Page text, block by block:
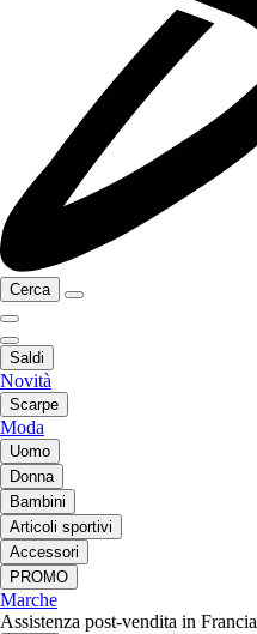
Cerca
Saldi
Novità
Scarpe
Moda
Uomo
Donna
Bambini
Articoli sportivi
Accessori
PROMO
Marche
Assistenza post-vendita in Francia